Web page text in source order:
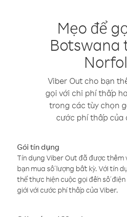
Mẹo để
Botswana
Viber Out cho bạn
gọi với chi phí thấp
trong các tùy chọn
cước phí thấp của
Gói tín dụng
Tín dụng Viber Out đã được thêm
bạn mua số lượng bất kỳ. Với tín
thể thực hiện cuộc gọi đến số
giới với cước phí thấp của Viber.